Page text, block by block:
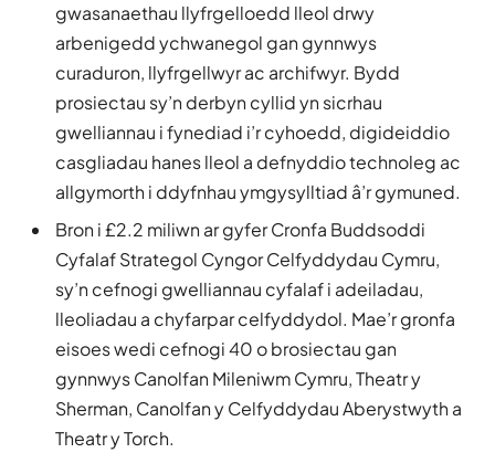
gwasanaethau llyfrgelloedd lleol drwy
arbenigedd ychwanegol gan gynnwys
curaduron, llyfrgellwyr ac archifwyr. Bydd
prosiectau sy’n derbyn cyllid yn sicrhau
gwelliannau i fynediad i’r cyhoedd, digideiddio
casgliadau hanes lleol a defnyddio technoleg ac
allgymorth i ddyfnhau ymgysylltiad â’r gymuned.
Bron i £2.2 miliwn ar gyfer Cronfa Buddsoddi
Cyfalaf Strategol Cyngor Celfyddydau Cymru,
sy’n cefnogi gwelliannau cyfalaf i adeiladau,
lleoliadau a chyfarpar celfyddydol. Mae’r gronfa
eisoes wedi cefnogi 40 o brosiectau gan
gynnwys Canolfan Mileniwm Cymru, Theatr y
Sherman, Canolfan y Celfyddydau Aberystwyth a
Theatr y Torch.